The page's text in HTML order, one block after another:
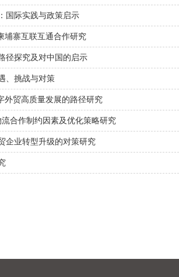
国际实践与政策启示
埔寨互联互通合作研究
径探究及对中国的启示
、挑战与对策
外贸高质量发展的路径研究
合作制约因素及优化策略研究
企业转型升级的对策研究